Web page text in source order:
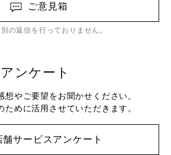
ご意見箱
の返信を行っておりません。
ンケート
想やご要望をお聞かせください。
ために活用させていただきます。
舗サービスアンケート